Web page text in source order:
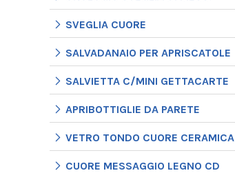
SVEGLIA CUORE
SALVADANAIO PER APRISCATOLE
SALVIETTA C/MINI GETTACARTE
APRIBOTTIGLIE DA PARETE
VETRO TONDO CUORE CERAMICA
CUORE MESSAGGIO LEGNO CD